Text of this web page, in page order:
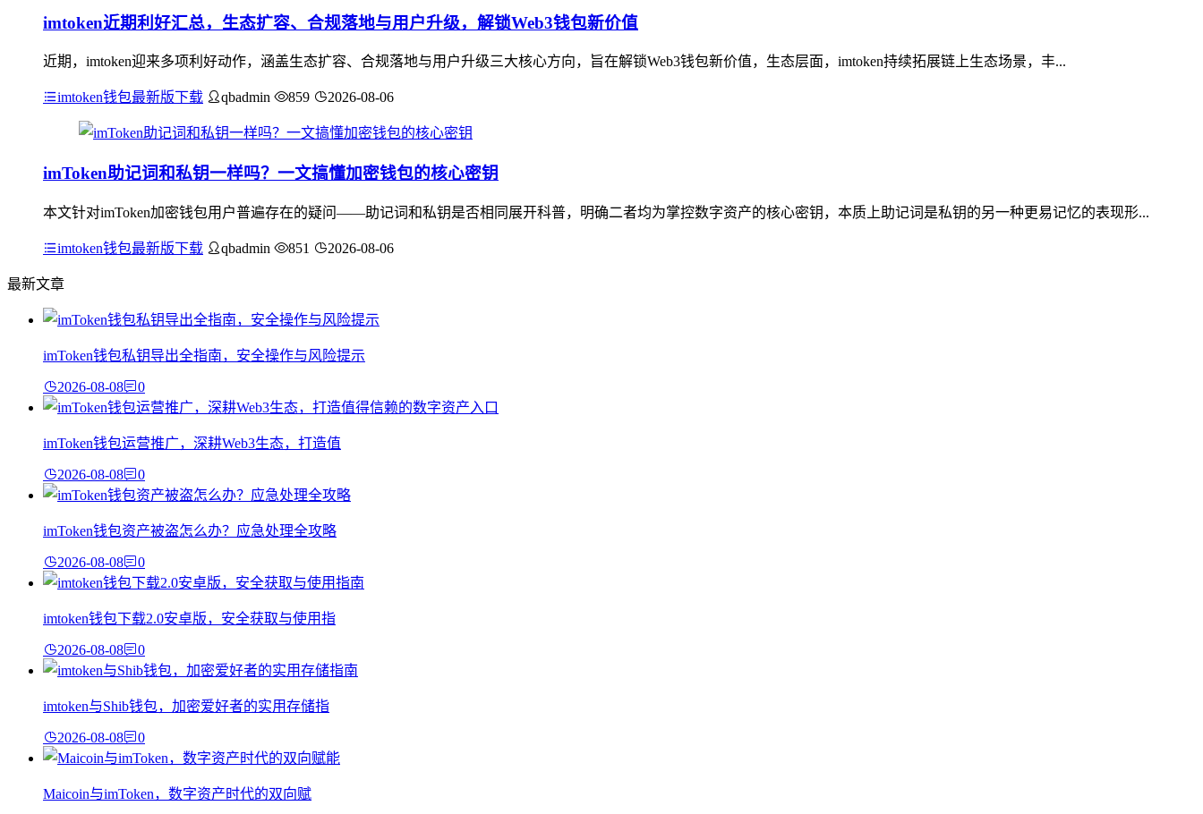
imtoken近期利好汇总，生态扩容、合规落地与用户升级，解锁Web3钱包新价值
近期，imtoken迎来多项利好动作，涵盖生态扩容、合规落地与用户升级三大核心方向，旨在解锁Web3钱包新价值，生态层面，imtoken持续拓展链上生态场景，丰...
imtoken钱包最新版下载 qbadmin 859 2026-08-06
imToken助记词和私钥一样吗？一文搞懂加密钱包的核心密钥
本文针对imToken加密钱包用户普遍存在的疑问——助记词和私钥是否相同展开科普，明确二者均为掌控数字资产的核心密钥，本质上助记词是私钥的另一种更易记忆的表现形...
imtoken钱包最新版下载 qbadmin 851 2026-08-06
最新文章
imToken钱包私钥导出全指南，安全操作与风险提示
2026-08-08 0
imToken钱包运营推广，深耕Web3生态，打造值
2026-08-08 0
imToken钱包资产被盗怎么办？应急处理全攻略
2026-08-08 0
imtoken钱包下载2.0安卓版，安全获取与使用指
2026-08-08 0
imtoken与Shib钱包，加密爱好者的实用存储指
2026-08-08 0
Maicoin与imToken，数字资产时代的双向赋